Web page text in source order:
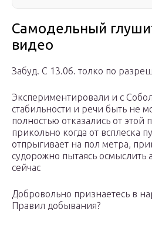
Самодельный
видео
Забуд. С 13.06. толко по
Экспериментировали и с
стабильности и речи быть не
полностью отказались от этой
прикольно когда от всплеска
отпрыгивает на пол метра,
судорожно пытаясь осмыслить
сейчас
Добровольно признаетесь в
Правил добывания?